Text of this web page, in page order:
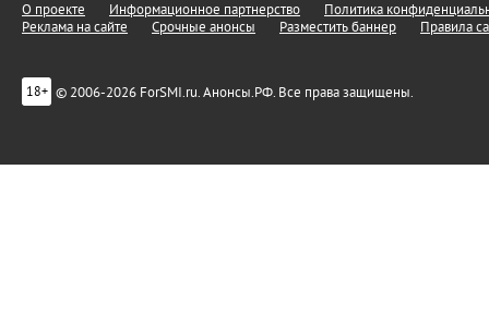
О проекте Информационное партнерство
Политика
Реклама на сайте
Срочные анонсы Разместить баннер Правила
18+ © 2006-2026 ForSMI.ru. Анонсы.РФ. Все права защищены.